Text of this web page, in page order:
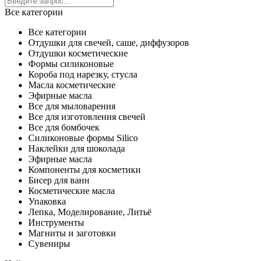
Все категории
Все категории
Отдушки для свечей, саше, диффузоров
Отдушки косметические
Формы силиконовые
Короба под нарезку, стусла
Масла косметические
Эфирные масла
Все для мыловарения
Все для изготовления свечей
Все для бомбочек
Силиконовые формы Silico
Наклейки для шоколада
Эфирные масла
Компоненты для косметики
Бисер для ванн
Косметические масла
Упаковка
Лепка, Моделирование, Литьё
Инструменты
Магниты и заготовки
Сувениры